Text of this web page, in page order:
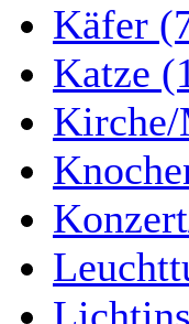
Käfer
Katze
Kirche/